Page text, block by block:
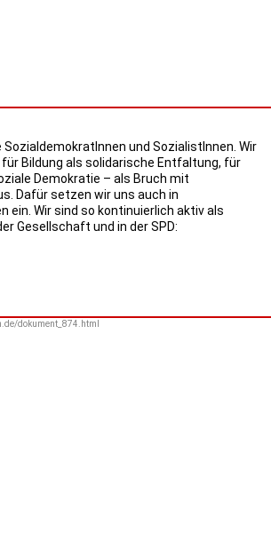
und SozialistInnen. Wir
Bildung als solidarische Entfaltung, für
Demokratie – als Bruch mit
Dafür setzen wir uns auch in
Wir sind so kontinuierlich aktiv als
Gesellschaft und in der SPD:
dokument_874.html